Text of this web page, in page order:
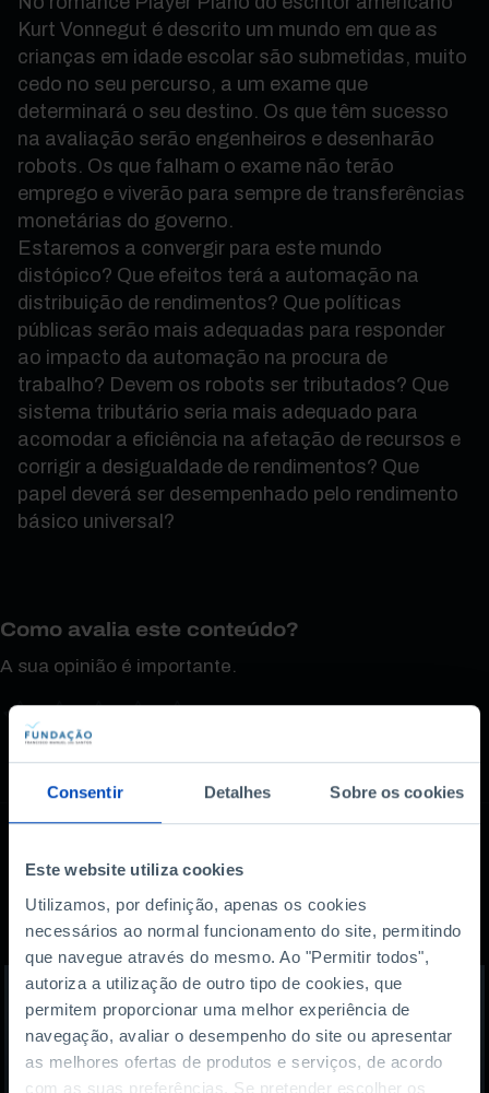
Consentir Detalhes Sobre os cookies
Este website utiliza cookies
Utilizamos, por definição, apenas os cookies
necessários ao normal funcionamento do site, permitindo
que navegue através do mesmo. Ao "Permitir todos",
autoriza a utilização de outro tipo de cookies, que
permitem proporcionar uma melhor experiência de
navegação, avaliar o desempenho do site ou apresentar
as melhores ofertas de produtos e serviços, de acordo
com as suas preferências. Se pretender escolher os
Kurt Vonnegut é descrito um mundo em que as
crianças em idade escolar são submetidas, muito
cedo no seu percurso, a um exame que
determinará o seu destino. Os que têm sucesso
na avaliação serão engenheiros e desenharão
robots. Os que falham o exame não terão
emprego e viverão para sempre de transferências
monetárias do governo.
Estaremos a convergir para este mundo
distópico? Que efeitos terá a automação na
distribuição de rendimentos? Que políticas
públicas serão mais adequadas para responder
ao impacto da automação na procura de
trabalho? Devem os robots ser tributados? Que
sistema tributário seria mais adequado para
acomodar a eficiência na afetação de recursos e
corrigir a desigualdade de rendimentos? Que
papel deverá ser desempenhado pelo rendimento
básico universal?
Como avalia este conteúdo?
A sua opinião é importante.
Também lhe pode
interessar